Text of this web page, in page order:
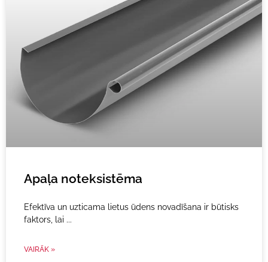
Apaļa noteksistēma
Efektīva un uzticama lietus ūdens novadīšana ir būtisks
faktors, lai
VAIRĀK »